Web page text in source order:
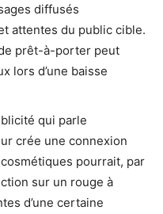
diffusés
attentes du public cible.
prêt-à-porter peut
lors d’une baisse
qui parle
crée une connexion
pourrait, par
sur un rouge à
d’une certaine